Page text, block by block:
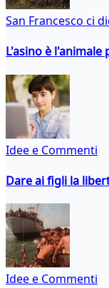
San Francesco ci
L'asino è
Idee e Commenti
Dare ai figli la
Idee e Commenti